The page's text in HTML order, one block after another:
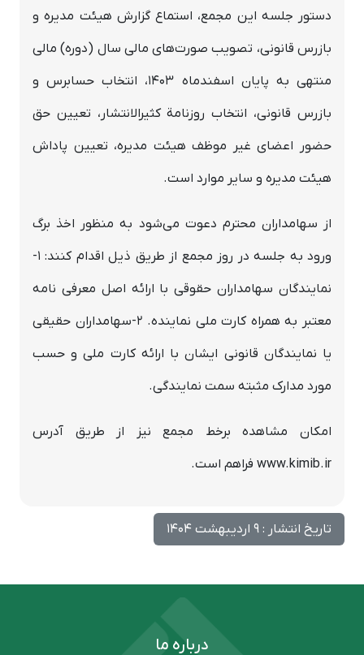
دستور جلسه این مجمع، استماع گزارش هیئت‌ مدیره و
بازرس قانونی، تصویب صورت‌های مالی سال (دوره) مالی
منتهی به پایان اسفندماه 1403، انتخاب حسابرس و
بازرس قانونی، انتخاب روزنامة کثیر‌الانتشار، تعیین حق
حضور اعضای غیر موظف هیئت مدیره، تعیین پاداش
هیئت مدیره و سایر موارد است.
از سهامداران محترم دعوت مي‌شود به منظور اخذ برگ
ورود به جلسه در روز مجمع از طريق ذيل اقدام کنند: 1-
نمايندگان سهامداران حقوقي با ارائه اصل معرفي نامه
معتبر به همراه کارت ملي نماينده. 2-سهامداران حقيقي
يا نمايندگان قانوني ايشان با ارائه کارت ملي و حسب
مورد مدارک مثبته سمت نمايندگي.
امکان مشاهده برخط مجمع نیز از طريق آدرس
www.kimib.ir فراهم است.
تاریخ انتشار : 9 اردیبهشت 1404
درباره ما